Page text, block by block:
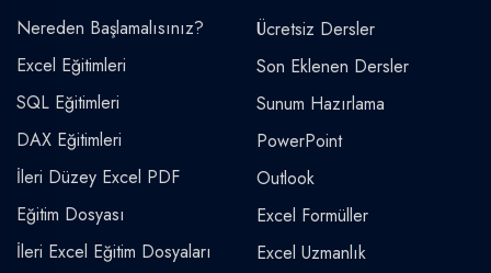
Nereden Başlamalısınız?
Excel Eğitimleri
SQL Eğitimleri
DAX Eğitimleri
İleri Düzey Excel PDF
Eğitim Dosyası
İleri Excel Eğitim Dosyaları
Ücretsiz Dersler
Son Eklenen Dersler
Sunum Hazırlama
PowerPoint
Outlook
Excel Formüller
Excel Uzmanlık